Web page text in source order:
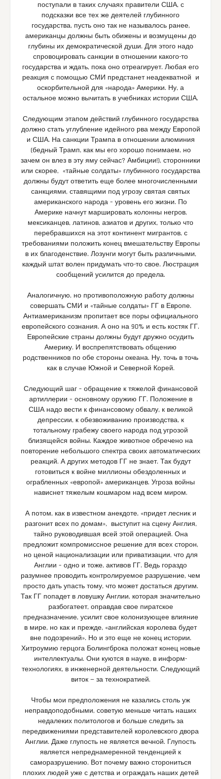
поступали в таких случаях правители США, с
подсказки все тех же деятелей глубинного
государства, пусть оно так не называлось ранее,
американцы должны быть обижены и возмущены до
глубины их демократической души. Для этого надо
спровоцировать санкции в отношении какого-то
государства и ждать, пока оно отреагирует. Любая его
реакция с помощью СМИ предстанет неадекватной и
оскорбительной для «народа» Америки. Ну, а
остальное можно вычитать в учебниках истории США.
Следующим этапом действий глубинного государства
должно стать углубление идейного рва между Европой
и США. На санкции Трампа в отношении алюминия
(бедный Трамп, как мы его хорошо понимаем, но
зачем он влез в эту яму сейчас? Амбиции!), сторонники
или скорее, «тайные солдаты» глубинного государства
должны будут ответить еще более многочисленными
санкциями, ставящими под угрозу святая святых
американского народа – уровень его жизни. По
Америке начнут маршировать колонны негров,
мексиканцев, латинов, азиатов и других, только что
перебравшихся на этот континент мигрантов, с
требованиями положить конец вмешательству Европы
в их благоденствие. Лозунги могут быть различными,
каждый штат волен придумать что-то свое. Люстрация
сообщений усилится до предела.
Аналогичную, но противоположную работу должны
совершать СМИ и «тайные солдаты» ГГ в Европе.
Антиамериканизм пропитает все поры официального
европейского сознания. А оно на 90% и есть костяк ГГ.
Европейские страны должны будут дружно осудить
Америку. И воспрепятствовать общению
родственников по обе стороны океана. Ну, точь в точь
как в случае Южной и Северной Корей.
Следующий шаг – обращение к тяжелой финансовой
артиллерии – основному оружию ГГ. Положение в
США надо вести к финансовому обвалу, к великой
депрессии, к обезвоживанию производства, к
тотальному грабежу своего народа под угрозой
близящейся войны. Каждое животное обречено на
повторение небольшого спектра своих автоматических
реакций. А других методов ГГ не знает. Так будут
готовиться к войне миллионы обездоленных и
ограбленных «европой» американцев. Угроза войны
нависнет тяжелым кошмаром над всем миром.
А потом, как в известном анекдоте, «придет лесник и
разгонит всех по домам», выступит на сцену Англия,
тайно руководившая всей этой операцией. Она
предложит компромиссное решение для всех сторон,
но ценой национализации или приватизации, что для
Англии – одно и тоже, активов ГГ. Ведь гораздо
разумнее проводить контролируемое разрушение, чем
просто дать упасть тому, что может достаться другим.
Так ГГ попадет в ловушку Англии, которая значительно
разбогатеет, оправдав свое пиратское
предназначение, усилит свое колонизующее влияние
в мире, но как и прежде, «английская королева будет
вне подозрений». Но и это еще не конец истории.
Хитроумию герцога Болингброка положат конец новые
интеллектуалы. Они куются в науке, в информ-
технологиях, в инженерной деятельности. Следующий
виток — за технократией.
Чтобы мои предположения не казались столь уж
неправдоподобными, советую меньше читать наших
недалеких политологов и больше следить за
передвижениями представителей королевского двора
Англии. Даже глупость не является вечной. Глупость
является непреднамеренной тенденцией к
саморазрушению. Вот почему важно сторониться
плохих людей уже с детства и ограждать наших детей